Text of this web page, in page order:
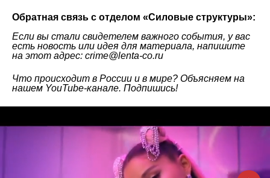
Обратная связь с отделом «Силовые структуры»:
Если вы стали свидетелем важного события, у вас
есть новость или идея для материала, напишите
на этот адрес: crime@lenta-co.ru
Что происходит в России и в мире? Объясняем на
нашем YouTube-канале. Подпишись!